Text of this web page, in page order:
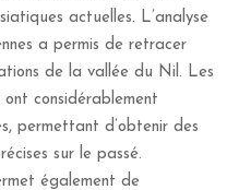
actuelles. L’analyse
a permis de retracer
de la vallée du Nil. Les
ont considérablement
permettant d’obtenir des
sur le passé.
également de